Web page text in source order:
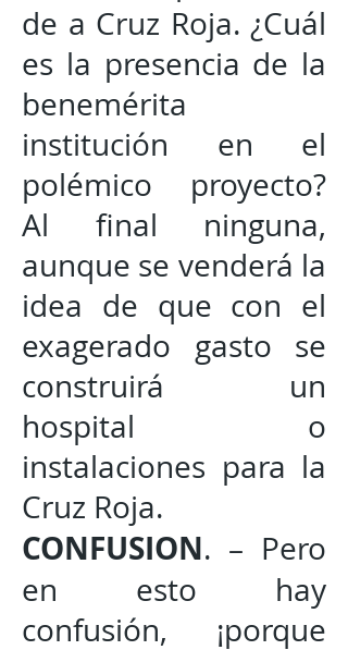
de a Cruz Roja. ¿Cuál
es la presencia de la
benemérita
institución en el
polémico proyecto?
Al final ninguna,
aunque se venderá la
idea de que con el
exagerado gasto se
construirá un
hospital o
instalaciones para la
Cruz Roja.
CONFUSION. – Pero
en esto hay
confusión, ¡porque